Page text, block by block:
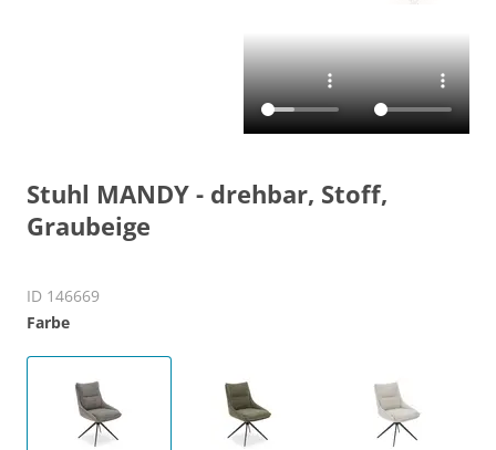
Stuhl MANDY - drehbar, Stoff,
Graubeige
ID 146669
Farbe